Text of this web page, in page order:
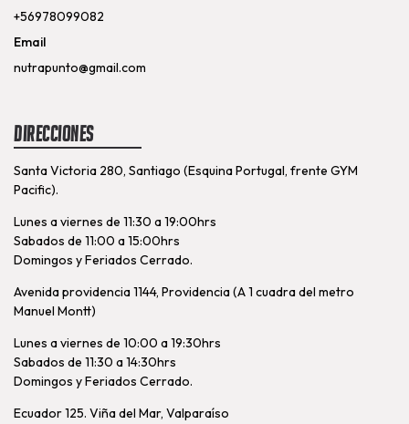
+56978099082
Email
nutrapunto@gmail.com
Direcciones
Santa Victoria 280, Santiago (Esquina Portugal, frente GYM
Pacific).
Lunes a viernes de 11:30 a 19:00hrs
Sabados de 11:00 a 15:00hrs
Domingos y Feriados Cerrado.
Avenida providencia 1144, Providencia (A 1 cuadra del metro
Manuel Montt)
Lunes a viernes de 10:00 a 19:30hrs
Sabados de 11:30 a 14:30hrs
Domingos y Feriados Cerrado.
Ecuador 125. Viña del Mar, Valparaíso